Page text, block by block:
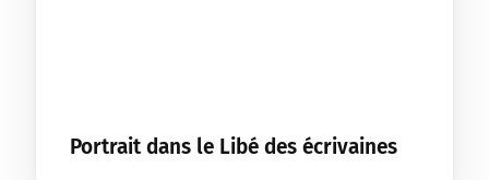
Portrait dans le Libé des écrivaines